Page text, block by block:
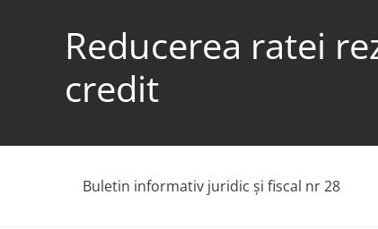
Reducerea ratei
credit
Buletin informativ juridic şi fiscal nr 28